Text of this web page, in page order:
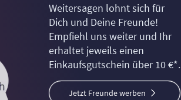
Weitersagen lohnt sich für
Dich und Deine Freunde!
Empfiehl uns weiter und Ihr
erhaltet jeweils einen
Einkaufsgutschein über 10 €*.
Jetzt Freunde werben